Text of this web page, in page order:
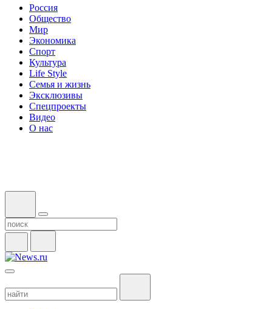
Россия
Общество
Мир
Экономика
Спорт
Культура
Life Style
Семья и жизнь
Эксклюзивы
Спецпроекты
Видео
О нас